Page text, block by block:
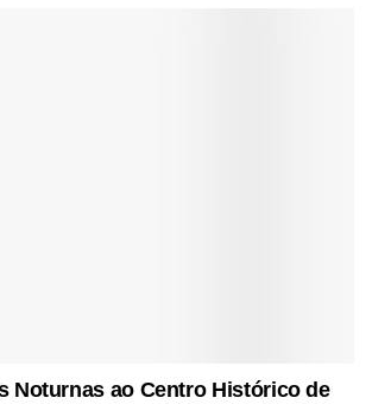
Noturnas ao Centro Histórico de